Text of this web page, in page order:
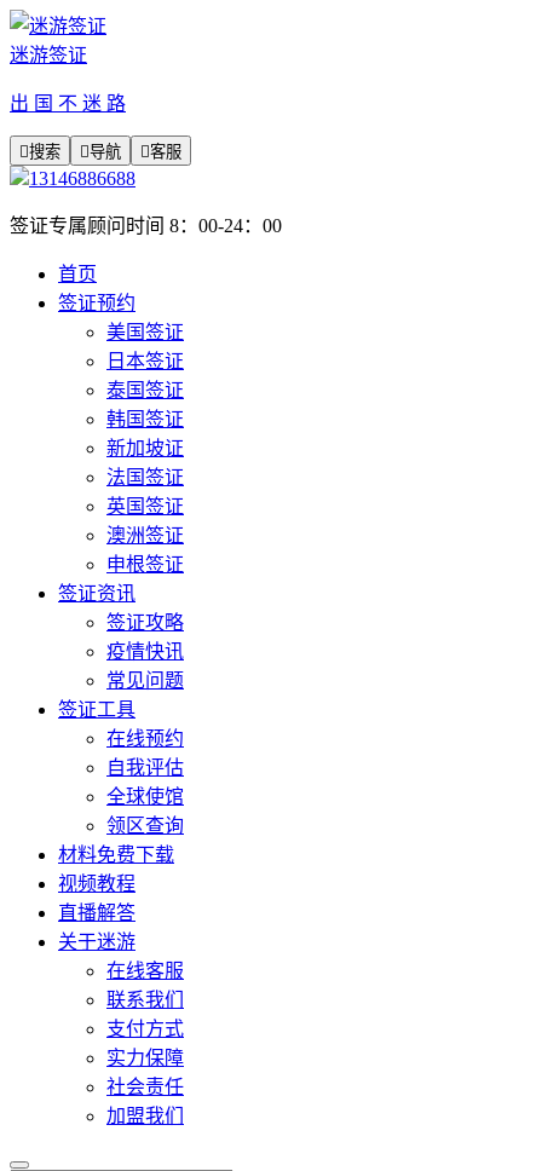
迷游签证
出 国 不 迷 路
搜索 导航 客服
13146886688
签证专属顾问时间 8：00-24：00
首页
签证预约
美国签证
日本签证
泰国签证
韩国签证
新加坡证
法国签证
英国签证
澳洲签证
申根签证
签证资讯
签证攻略
疫情快讯
常见问题
签证工具
在线预约
自我评估
全球使馆
领区查询
材料免费下载
视频教程
直播解答
关于迷游
在线客服
联系我们
支付方式
实力保障
社会责任
加盟我们